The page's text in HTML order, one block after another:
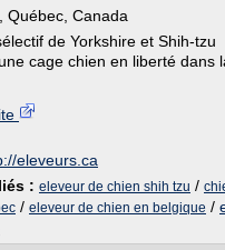
Québec, Canada
de Yorkshire et Shih-
cage chien en liberté dans
eleveurs.ca
: eleveur de chien shih tzu /
/ eleveur de chien en belgique /